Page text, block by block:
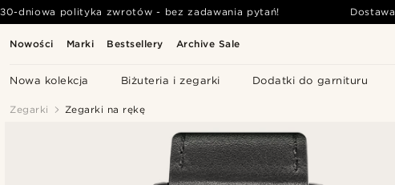
Nowości Marki Bestsellery Archive Sale
Nowa kolekcja Biżuteria i zegarki Dodatki do garnituru
30-dniowa polityka zwrotów - bez zadawania pytań! Dostawa
Zegarki Zegarki na rękę